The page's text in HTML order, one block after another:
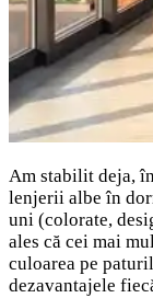
Am stabilit deja,
lenjerii albe în
uni (colorate,
ales că cei mai
culoarea pe
dezavantajele